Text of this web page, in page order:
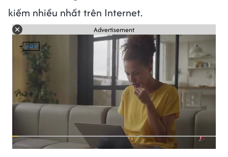
kiếm nhiều nhất trên Internet.
Advertisement